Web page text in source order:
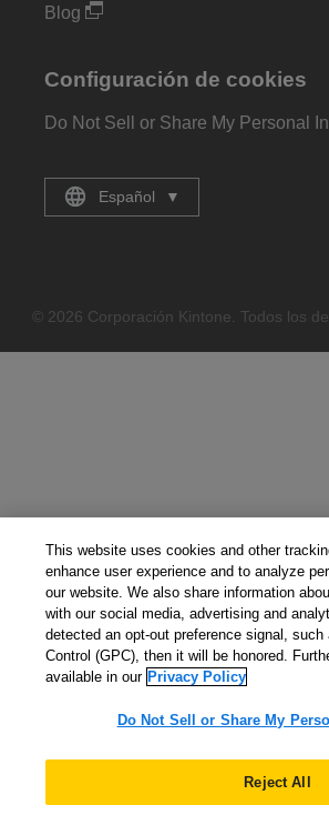
Blog
Configuración de cookies
Do Not Sell or Share My Personal
Español ▼
© 2026 Corporación Kintone. Todos los
This website uses cookies and other
enhance user experience and to analyze
our website. We also share information
with our social media, advertising and
detected an opt-out preference signal,
Control (GPC), then it will be honored.
available in our Privacy Policy
Do Not Sell or Share My
Reject All